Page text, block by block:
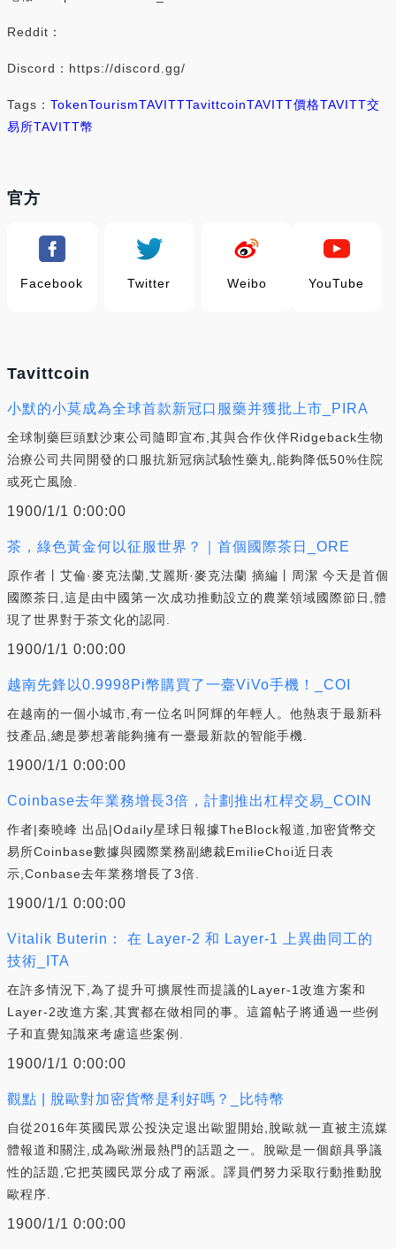
Reddit：
Discord：https://discord.gg/
Tags： TokenTourismTAVITTTavittcoinTAVITT價格TAVITT交
易所TAVITT幣
官方
Facebook Twitter Weibo YouTube
Tavittcoin
小默的小莫成為全球首款新冠口服藥并獲批上市_PIRA
全球制藥巨頭默沙東公司隨即宣布,其與合作伙伴Ridgeback生物
治療公司共同開發的口服抗新冠病試驗性藥丸,能夠降低50%住院
或死亡風險.
1900/1/1 0:00:00
茶，綠色黃金何以征服世界？｜首個國際茶日_ORE
原作者丨艾倫·麥克法蘭,艾麗斯·麥克法蘭 摘編丨周潔 今天是首個
國際茶日,這是由中國第一次成功推動設立的農業領域國際節日,體
現了世界對于茶文化的認同.
1900/1/1 0:00:00
越南先鋒以0.9998Pi幣購買了一臺ViVo手機！_COI
在越南的一個小城市,有一位名叫阿輝的年輕人。他熱衷于最新科
技產品,總是夢想著能夠擁有一臺最新款的智能手機.
1900/1/1 0:00:00
Coinbase去年業務增長3倍，計劃推出杠桿交易_COIN
作者|秦曉峰 出品|Odaily星球日報據TheBlock報道,加密貨幣交
易所Coinbase數據與國際業務副總裁EmilieChoi近日表
示,Conbase去年業務增長了3倍.
1900/1/1 0:00:00
Vitalik Buterin： 在 Layer-2 和 Layer-1 上異曲同工的
技術_ITA
在許多情況下,為了提升可擴展性而提議的Layer-1改進方案和
Layer-2改進方案,其實都在做相同的事。這篇帖子將通過一些例
子和直覺知識來考慮這些案例.
1900/1/1 0:00:00
觀點 | 脫歐對加密貨幣是利好嗎？_比特幣
自從2016年英國民眾公投決定退出歐盟開始,脫歐就一直被主流媒
體報道和關注,成為歐洲最熱門的話題之一。脫歐是一個頗具爭議
性的話題,它把英國民眾分成了兩派。譯員們努力采取行動推動脫
歐程序.
1900/1/1 0:00:00